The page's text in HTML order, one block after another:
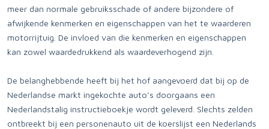
meer dan normale gebruiksschade of andere bijzondere of
afwijkende kenmerken en eigenschappen van het te waarderen
motorrijtuig. De invloed van die kenmerken en eigenschappen
kan zowel waardedrukkend als waardeverhogend zijn.
De belanghebbende heeft bij het hof aangevoerd dat bij op de
Nederlandse markt ingekochte auto’s doorgaans een
Nederlandstalig instructieboekje wordt geleverd. Slechts zelden
ontbreekt bij een personenauto uit de koerslijst een Nederlands